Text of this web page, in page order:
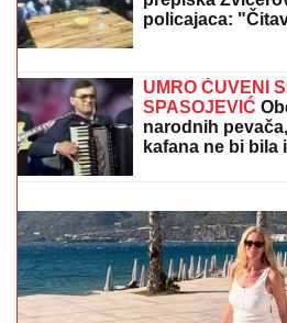
prepiska
policajaca:
urade to da